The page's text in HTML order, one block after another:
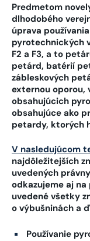
Predmetom
dlhodobého
úprava
pyrotechnických
F2 a F3, a to
petárd, batérií
zábleskových
externou oporou,
obsahujúcich
obsahujúce ako
petardy, ktorých
V nasledujúcom
najdôležitejších
uvedených
odkazujeme aj
uvedené všetky
o výbušninách a
Používanie